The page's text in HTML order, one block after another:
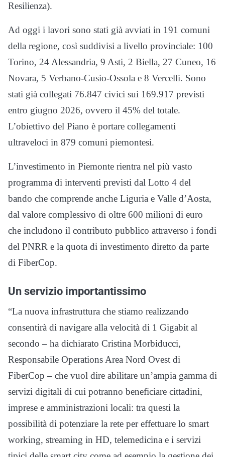
Resilienza).
Ad oggi i lavori sono stati già avviati in 191 comuni
della regione, così suddivisi a livello provinciale: 100
Torino, 24 Alessandria, 9 Asti, 2 Biella, 27 Cuneo, 16
Novara, 5 Verbano-Cusio-Ossola e 8 Vercelli. Sono
stati già collegati 76.847 civici sui 169.917 previsti
entro giugno 2026, ovvero il 45% del totale.
L’obiettivo del Piano è portare collegamenti
ultraveloci in 879 comuni piemontesi.
L’investimento in Piemonte rientra nel più vasto
programma di interventi previsti dal Lotto 4 del
bando che comprende anche Liguria e Valle d’Aosta,
dal valore complessivo di oltre 600 milioni di euro
che includono il contributo pubblico attraverso i fondi
del PNRR e la quota di investimento diretto da parte
di FiberCop.
Un servizio importantissimo
“La nuova infrastruttura che stiamo realizzando
consentirà di navigare alla velocità di 1 Gigabit al
secondo – ha dichiarato Cristina Morbiducci,
Responsabile Operations Area Nord Ovest di
FiberCop – che vuol dire abilitare un’ampia gamma di
servizi digitali di cui potranno beneficiare cittadini,
imprese e amministrazioni locali: tra questi la
possibilità di potenziare la rete per effettuare lo smart
working, streaming in HD, telemedicina e i servizi